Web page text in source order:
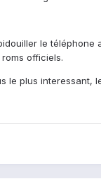
le téléphone
officiels.
le plus interessant,